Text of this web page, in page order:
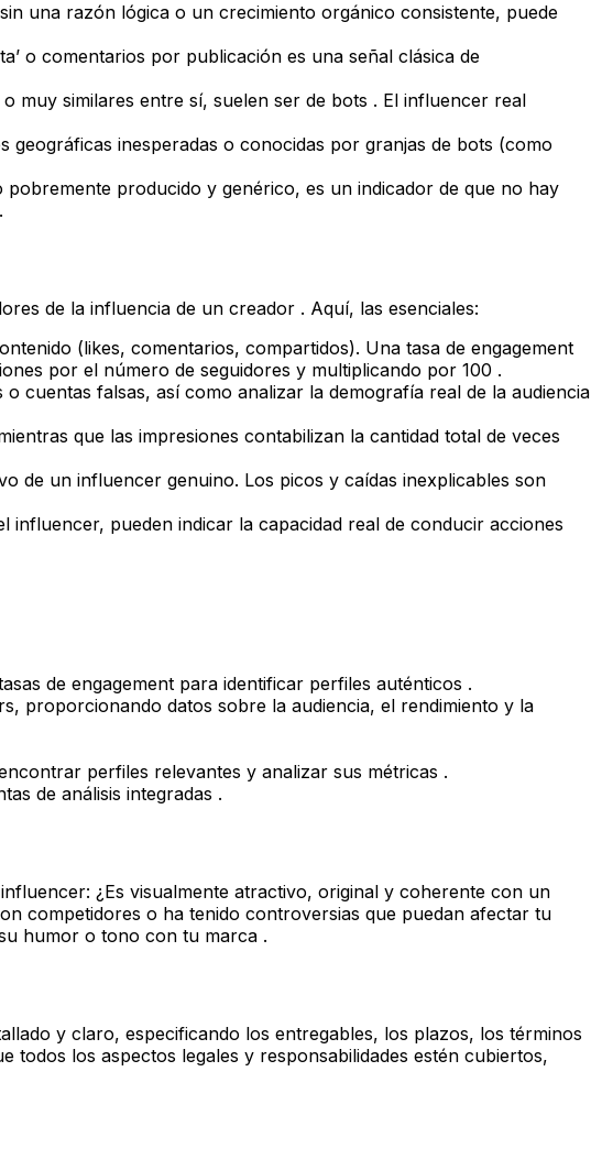
una razón lógica o un crecimiento orgánico consistente, puede
o comentarios por publicación es una señal clásica de
muy similares entre sí, suelen ser de bots . El influencer real
geográficas inesperadas o conocidas por granjas de bots (como
producido y genérico, es un indicador de que no hay
de la influencia de un creador . Aquí, las esenciales:
(likes, comentarios, compartidos). Una tasa de engagement
por el número de seguidores y multiplicando por 100 .
cuentas falsas, así como analizar la demografía real de la audiencia
que las impresiones contabilizan la cantidad total de veces
de un influencer genuino. Los picos y caídas inexplicables son
influencer, pueden indicar la capacidad real de conducir acciones
de engagement para identificar perfiles auténticos .
proporcionando datos sobre la audiencia, el rendimiento y la
perfiles relevantes y analizar sus métricas .
de análisis integradas .
¿Es visualmente atractivo, original y coherente con un
competidores o ha tenido controversias que puedan afectar tu
humor o tono con tu marca .
y claro, especificando los entregables, los plazos, los términos
los aspectos legales y responsabilidades estén cubiertos,